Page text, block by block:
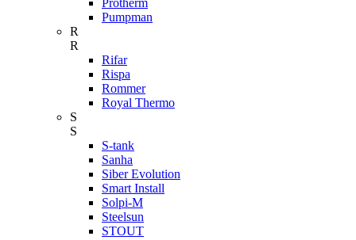
Protherm
Pumpman
R
R
Rifar
Rispa
Rommer
Royal Thermo
S
S
S-tank
Sanha
Siber Evolution
Smart Install
Solpi-M
Steelsun
STOUT